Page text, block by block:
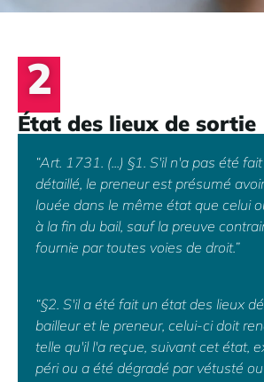
2
État des lieux de sortie
“Art. 1731. (...) §1. S'il n'a pas été
détaillé, le preneur est présumé
louée dans le même état que celui
à la fin du bail, sauf la preuve
fournie par toutes voies de droit.”
“§2. S'il a été fait un état des lieux
bailleur et le preneur, celui-ci doit
telle qu'il l'a reçue, suivant cet état,
péri ou a été dégradé par vétusté